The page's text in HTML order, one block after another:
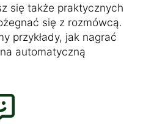
się także praktycznych
się z rozmówcą.
przykłady, jak nagrać
automatyczną